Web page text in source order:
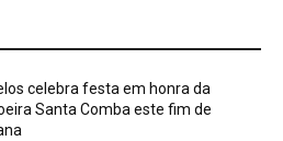
celebra festa em honra da
Santa Comba este fim de